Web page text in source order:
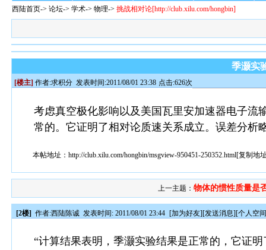
西陆首页->论坛->学术-> 物理->挑战相对论[http://club.xilu.com/hongbin]
季灏实
[楼主] 作者:求积分 发表时间:2011/08/01 23:38 点击:626次
考虑真空极化影响以及美国瓦里安加速器电子流
常的。它证明了相对论质速关系成立。误差分析
本帖地址：http://club.xilu.com/hongbin/msgview-950451-250352.html[复制地
上一主题： 物体的惯性质量是
[2楼] 作者:西陆陈诚 发表时间: 2011/08/01 23:44 [加为好友][发送消息][个人空
“计算结果表明，季灏实验结果是正常的，它证